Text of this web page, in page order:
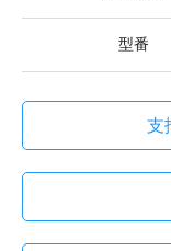
型番
支